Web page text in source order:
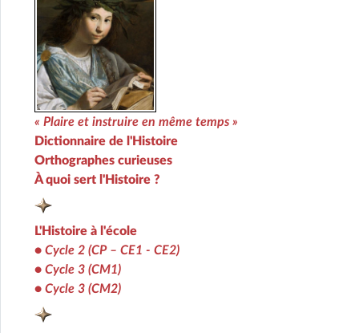
« Plaire et instruire en même temps »
Dictionnaire de l'Histoire
Orthographes curieuses
À quoi sert l'Histoire ?
L'Histoire à l'école
• Cycle 2 (CP – CE1 - CE2)
• Cycle 3 (CM1)
• Cycle 3 (CM2)